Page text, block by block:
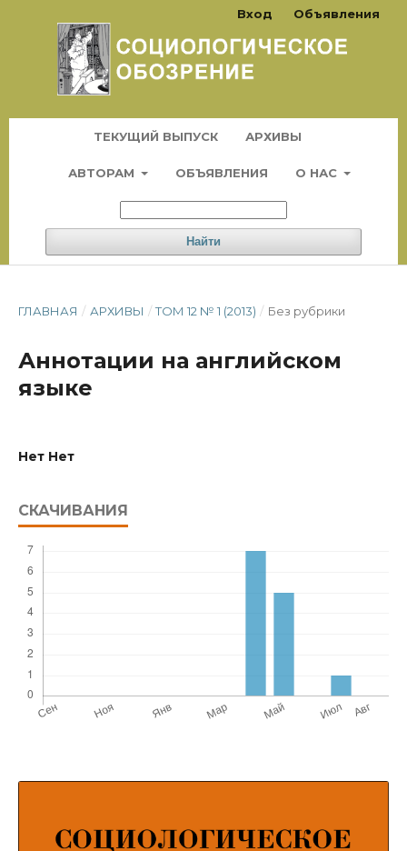
ТЕКУЩИЙ ВЫПУСК АРХИВЫ
АВТОРАМ ОБЪЯВЛЕНИЯ О НАС
Найти
Вход Объявления
ГЛАВНАЯ / АРХИВЫ / ТОМ 12 № 1 (2013) / Без рубрики
Аннотации на английском
языке
Нет Нет
СКАЧИВАНИЯ